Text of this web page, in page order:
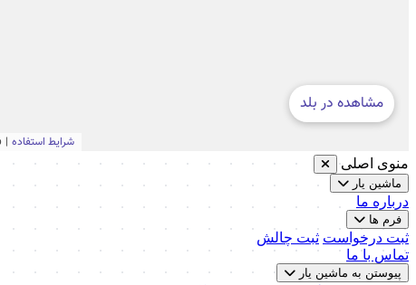
منوی اصلی
ماشین یار
درباره ما
فرم ها
ثبت درخواست ثبت چالش
تماس با ما
پیوستن به ماشین یار